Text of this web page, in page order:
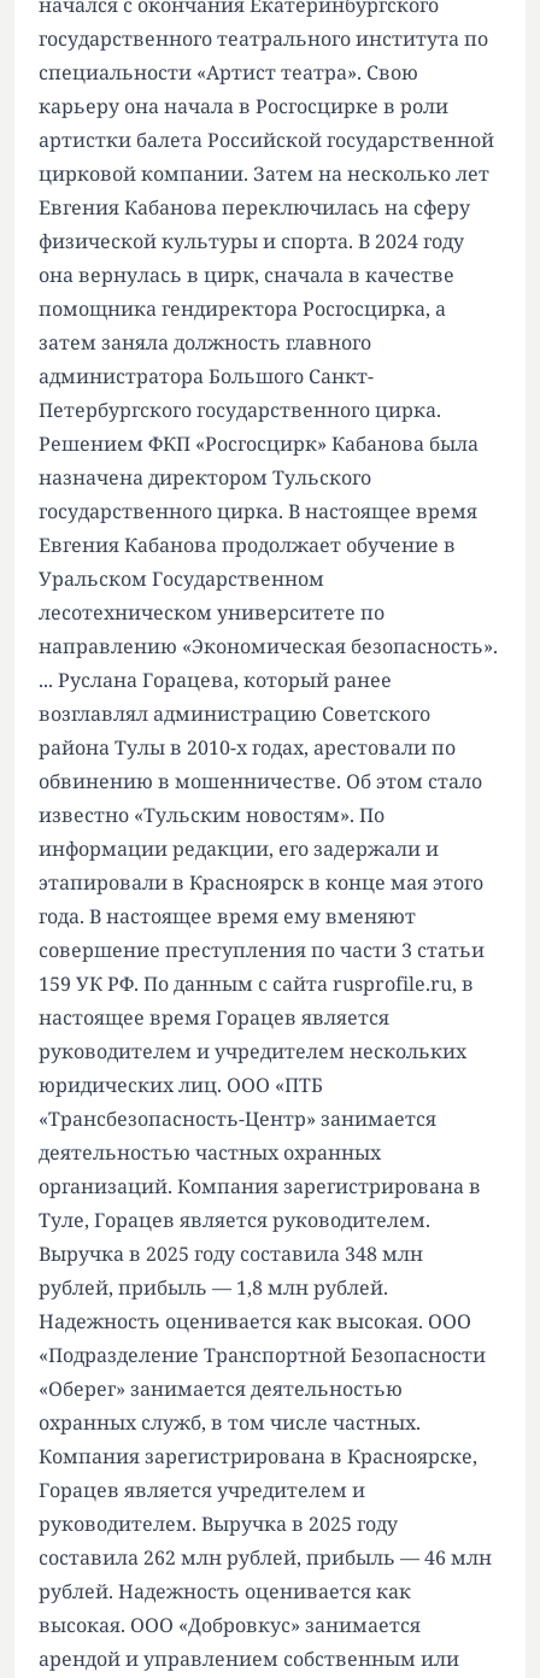
государственного театрального института по
специальности «Артист театра». Свою
карьеру она начала в Росгосцирке в роли
артистки балета Российской государственной
цирковой компании. Затем на несколько лет
Евгения Кабанова переключилась на сферу
физической культуры и спорта. В 2024 году
она вернулась в цирк, сначала в качестве
помощника гендиректора Росгосцирка, а
затем заняла должность главного
администратора Большого Санкт-
Петербургского государственного цирка.
Решением ФКП «Росгосцирк» Кабанова была
назначена директором Тульского
государственного цирка. В настоящее время
Евгения Кабанова продолжает обучение в
Уральском Государственном
лесотехническом университете по
направлению «Экономическая безопасность».
... Руслана Горацева, который ранее
возглавлял администрацию Советского
района Тулы в 2010-х годах, арестовали по
обвинению в мошенничестве. Об этом стало
известно «Тульским новостям». По
информации редакции, его задержали и
этапировали в Красноярск в конце мая этого
года. В настоящее время ему вменяют
совершение преступления по части 3 статьи
159 УК РФ. По данным с сайта rusprofile.ru, в
настоящее время Горацев является
руководителем и учредителем нескольких
юридических лиц. ООО «ПТБ
«Трансбезопасность-Центр» занимается
деятельностью частных охранных
организаций. Компания зарегистрирована в
Туле, Горацев является руководителем.
Выручка в 2025 году составила 348 млн
рублей, прибыль — 1,8 млн рублей.
Надежность оценивается как высокая. ООО
«Подразделение Транспортной Безопасности
«Оберег» занимается деятельностью
охранных служб, в том числе частных.
Компания зарегистрирована в Красноярске,
Горацев является учредителем и
руководителем. Выручка в 2025 году
составила 262 млн рублей, прибыль — 46 млн
рублей. Надежность оценивается как
высокая. ООО «Добровкус» занимается
арендой и управлением собственным или